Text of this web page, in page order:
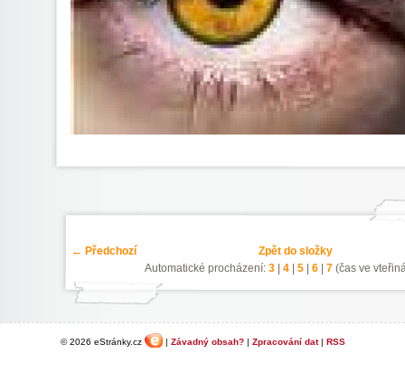
← Předchozí
Zpět do složky
Automatické procházení: 3| 4| 5| 6| 7(čas ve
© 2026 eStránky.cz | Závadný obsah?| Zpracování dat| RSS